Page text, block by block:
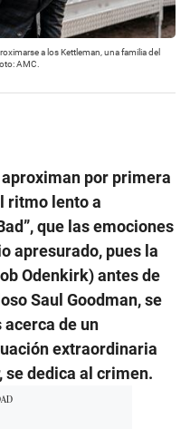
a los Kettleman, una familia del
AMC.
por primera
ritmo lento a
que las emociones
apresurado, pues la
Odenkirk) antes de
Saul Goodman, se
acerca de un
extraordinaria
se dedica al crimen.